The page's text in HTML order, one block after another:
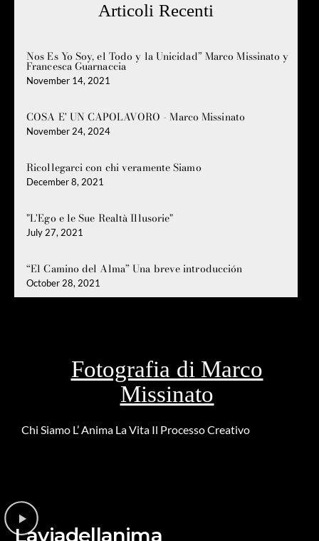
Articoli Recenti
Nos Es Yo Soy, el Todo y la Unicidad” Marco Missinato y
Francesca Guarnaccia
November 14, 2021
COSA E' UN CAPOLAVORO - Marco Missinato
November 24, 2024
Ricollegarci con chi veramente Siamo
December 8, 2021
"L'Ego e le Sue Realtà Illusorie"
July 27, 2021
“El Camino del Alma” Una breve introducción
October 28, 2021
Fotografia di Marco
Missinato
Chi Siamo L’ Anima La Vita Il Processo Creativo
Laviadellanima